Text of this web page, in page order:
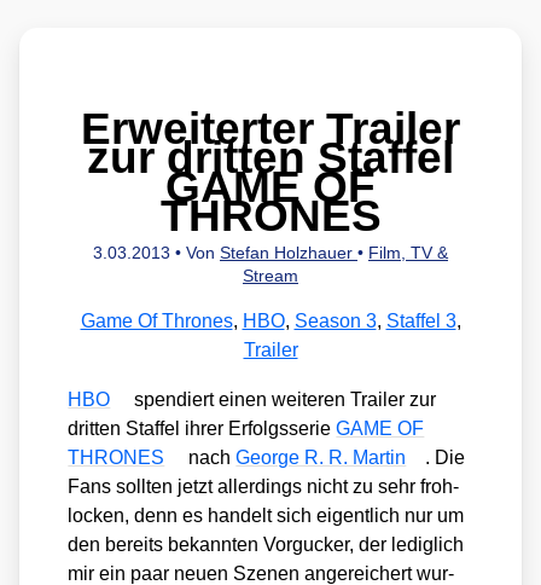
Erweiterter Trailer
zur dritten Staffel
GAME OF
THRONES
3.03.2013 • Von Stefan Holzhauer • Film, TV &
Stream
Game Of Thrones, HBO, Season 3, Staffel 3,
Trailer
HBO
spen­diert einen wei­te­ren Trai­ler zur
drit­ten Staf­fel ihrer Erfolgs­se­rieGAME OF
THRONES
nachGeor­ge R. R. Mar­tin
. Die
Fans soll­ten jetzt aller­dings nicht zu sehr froh­
lo­cken, denn es han­delt sich eigent­lich nur um
den bereits bekann­ten Vor­gu­cker, der ledig­lich
mir ein paar neu­en Sze­nen ange­rei­chert wur­